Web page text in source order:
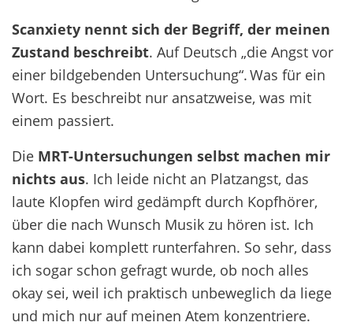
Scanxiety nennt sich der Begriff, der meinen
Zustand beschreibt. Auf Deutsch „die Angst vor
einer bildgebenden Untersuchung“. Was für ein
Wort. Es beschreibt nur ansatzweise, was mit
einem passiert.
Die MRT-Untersuchungen selbst machen mir
nichts aus. Ich leide nicht an Platzangst, das
laute Klopfen wird gedämpft durch Kopfhörer,
über die nach Wunsch Musik zu hören ist. Ich
kann dabei komplett runterfahren. So sehr, dass
ich sogar schon gefragt wurde, ob noch alles
okay sei, weil ich praktisch unbeweglich da liege
und mich nur auf meinen Atem konzentriere.